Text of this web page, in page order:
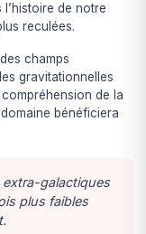
de notre
reculées.
champs
gravitationnelles
de la
bénéficiera
galactiques
plus faibles